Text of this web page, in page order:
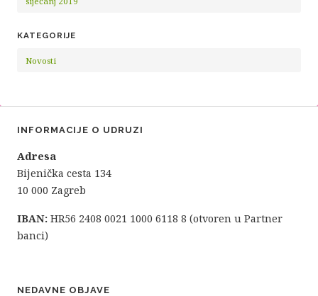
KATEGORIJE
Novosti
INFORMACIJE O UDRUZI
Adresa
Bijenička cesta 134
10 000 Zagreb
IBAN: HR56 2408 0021 1000 6118 8 (otvoren u Partner
banci)
NEDAVNE OBJAVE